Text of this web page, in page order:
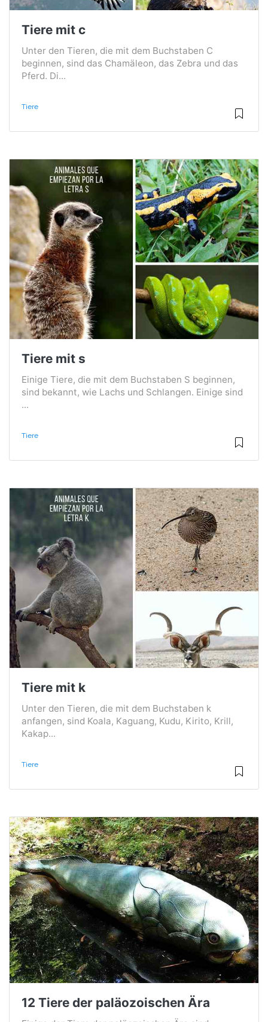
Tiere mit c
Unter den Tieren, die mit dem Buchstaben C
beginnen, sind das Chamäleon, das Zebra und das
Pferd. Di...
Tiere
Tiere mit s
Einige Tiere, die mit dem Buchstaben S beginnen,
sind bekannt, wie Lachs und Schlangen. Einige sind
...
Tiere
Tiere mit k
Unter den Tieren, die mit dem Buchstaben k
anfangen, sind Koala, Kaguang, Kudu, Kirito, Krill,
Kakap...
Tiere
12 Tiere der paläozoischen Ära